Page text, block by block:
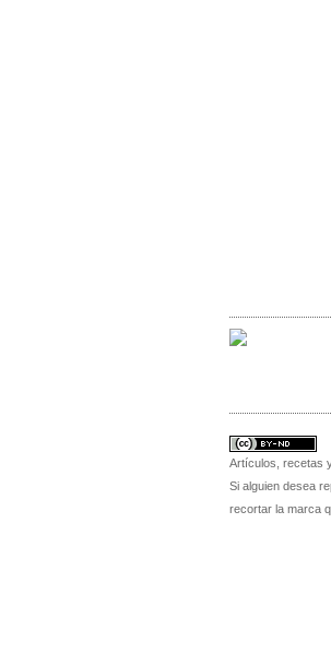
Artículos, recetas
Si alguien desea
recortar la marca